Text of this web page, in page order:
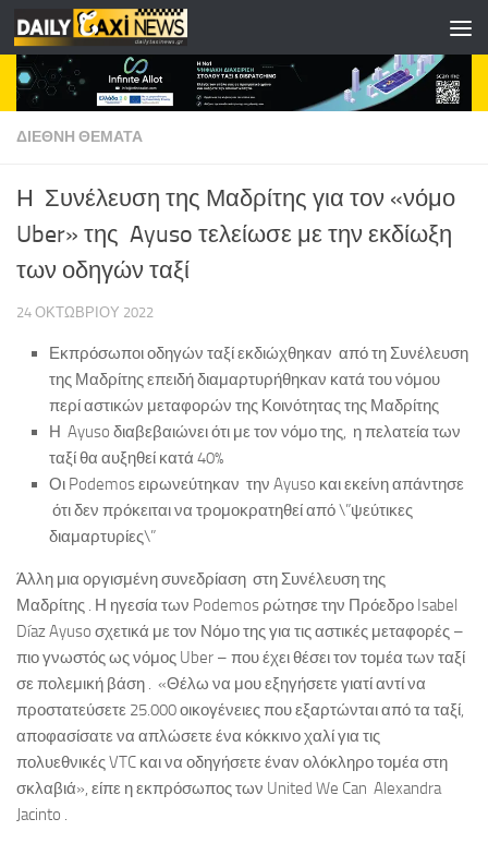
Skip to content
ΔΙΕΘΝΗ ΘΕΜΑΤΑ
Η Συνέλευση της Μαδρίτης για τον «νόμο
Uber» της Ayuso τελείωσε με την εκδίωξη
των οδηγών ταξί
24 ΟΚΤΩΒΡΊΟΥ 2022
Εκπρόσωποι οδηγών ταξί εκδιώχθηκαν από τη Συνέλευση
της Μαδρίτης επειδή διαμαρτυρήθηκαν κατά του νόμου
περί αστικών μεταφορών της Κοινότητας της Μαδρίτης
Η Ayuso διαβεβαιώνει ότι με τον νόμο της, η πελατεία των
ταξί θα αυξηθεί κατά 40%
Οι Podemos ειρωνεύτηκαν την Ayuso και εκείνη απάντησε
ότι δεν πρόκειται να τρομοκρατηθεί από \”ψεύτικες
διαμαρτυρίες\”
Άλλη μια οργισμένη συνεδρίαση στη Συνέλευση της
Μαδρίτης . Η ηγεσία των Podemos ρώτησε την Πρόεδρο Isabel
Díaz Ayuso σχετικά με τον Νόμο της για τις αστικές μεταφορές –
πιο γνωστός ως νόμος Uber – που έχει θέσει τον τομέα των ταξί
σε πολεμική βάση . «Θέλω να μου εξηγήσετε γιατί αντί να
προστατεύσετε 25.000 οικογένειες που εξαρτώνται από τα ταξί,
αποφασίσατε να απλώσετε ένα κόκκινο χαλί για τις
πολυεθνικές VTC και να οδηγήσετε έναν ολόκληρο τομέα στη
σκλαβιά», είπε η εκπρόσωπος των United We Can Alexandra
Jacinto .